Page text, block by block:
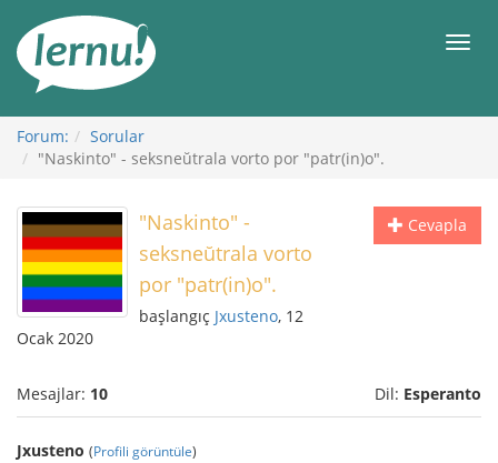
Görüntüleme
Forum:
Sorular
"Naskinto" - seksneŭtrala vorto por "patr(in)o".
Cevapla
"Naskinto" -
seksneŭtrala vorto
por "patr(in)o".
başlangıç Jxusteno, 12
Ocak 2020
Mesajlar: 10 Dil: Esperanto
Jxusteno (Profili görüntüle)